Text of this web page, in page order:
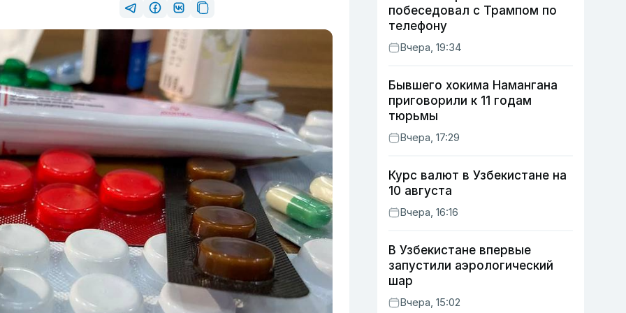
побеседовал с Трампом по
телефону
Вчера, 19:34
Бывшего хокима Намангана
приговорили к 11 годам
тюрьмы
Вчера, 17:29
Курс валют в Узбекистане на
10 августа
Вчера, 16:16
В Узбекистане впервые
запустили аэрологический
шар
Вчера, 15:02